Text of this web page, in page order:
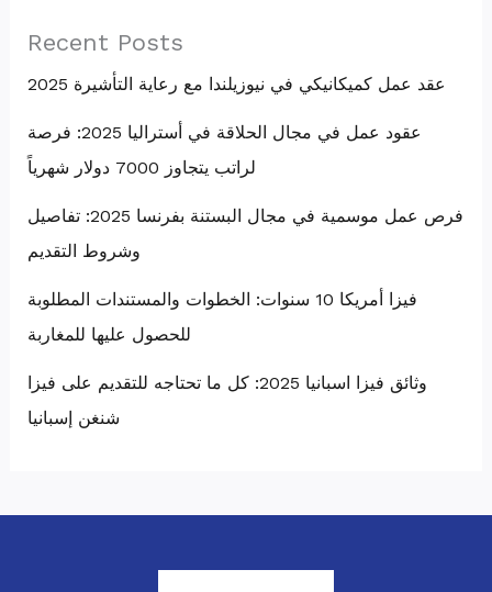
Recent Posts
عقد عمل كميكانيكي في نيوزيلندا مع رعاية التأشيرة 2025
عقود عمل في مجال الحلاقة في أستراليا 2025: فرصة
لراتب يتجاوز 7000 دولار شهرياً
فرص عمل موسمية في مجال البستنة بفرنسا 2025: تفاصيل
وشروط التقديم
فيزا أمريكا 10 سنوات: الخطوات والمستندات المطلوبة
للحصول عليها للمغاربة
وثائق فيزا اسبانيا 2025: كل ما تحتاجه للتقديم على فيزا
شنغن إسبانيا